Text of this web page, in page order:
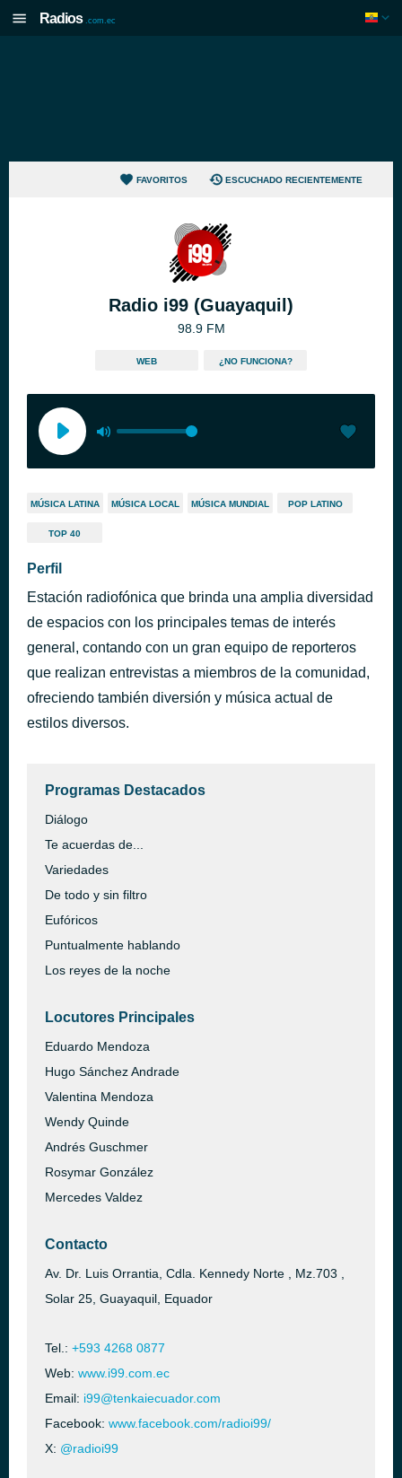
Radios .com.ec
FAVORITOS ESCUCHADO RECIENTEMENTE
Radio i99 (Guayaquil)
98.9 FM
WEB ¿NO FUNCIONA?
MÚSICA LATINA MÚSICA LOCAL MÚSICA MUNDIAL POP LATINO
TOP 40
Perfil
Estación radiofónica que brinda una amplia diversidad
de espacios con los principales temas de interés
general, contando con un gran equipo de reporteros
que realizan entrevistas a miembros de la comunidad,
ofreciendo también diversión y música actual de
estilos diversos.
Programas Destacados
Diálogo
Te acuerdas de...
Variedades
De todo y sin filtro
Eufóricos
Puntualmente hablando
Los reyes de la noche
Locutores Principales
Eduardo Mendoza
Hugo Sánchez Andrade
Valentina Mendoza
Wendy Quinde
Andrés Guschmer
Rosymar González
Mercedes Valdez
Contacto
Av. Dr. Luis Orrantia, Cdla. Kennedy Norte , Mz.703 ,
Solar 25, Guayaquil, Equador
Tel.: +593 4268 0877
Web: www.i99.com.ec
Email: i99@tenkaiecuador.com
Facebook: www.facebook.com/radioi99/
X: @radioi99